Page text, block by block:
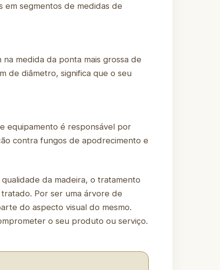
segmentos de medidas de
medida da ponta mais grossa de
de diâmetro, significa que o seu
equipamento é responsável por
contra fungos de apodrecimento e
da madeira, o tratamento
Por ser uma árvore de
do aspecto visual do mesmo.
o seu produto ou serviço.